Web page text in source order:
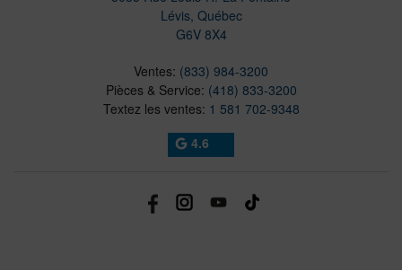
Lévis, Québec
G6V 8X4
Ventes: (833) 984-3200
Pièces & Service: (418) 833-3200
Textez les ventes: 1 581 702-9348
4.6